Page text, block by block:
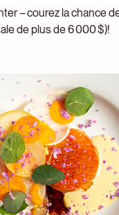
Forget, adjointe, Gestion
archiviste de référence,
technicienne principale,
technicienne,
principale
Beaulieu, conseillère,
et expositions
– courez la chance
de plus de 6 000 $)!